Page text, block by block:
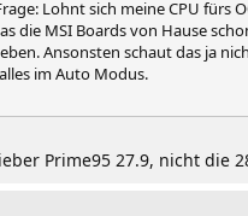
Lohnt sich meine CPU fürs
die MSI Boards von Hause
Ansonsten schaut das ja
im Auto Modus.
Prime95 27.9, nicht die